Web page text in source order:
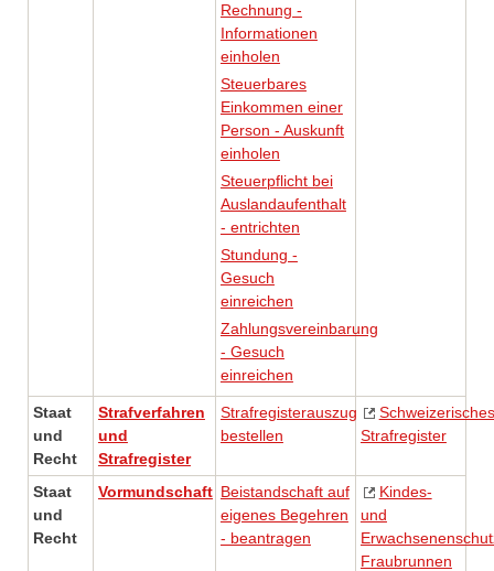
Rechnung -
Informationen
einholen
Steuerbares
Einkommen einer
Person - Auskunft
einholen
Steuerpflicht bei
Auslandaufenthalt
- entrichten
Stundung -
Gesuch
einreichen
Zahlungsvereinbarung
- Gesuch
einreichen
Staat
und
Recht
Strafverfahren
und
Strafregister
Strafregisterauszug
bestellen
Schweizerisches
Strafregister
Staat
und
Recht
Vormundschaft Beistandschaft auf
eigenes Begehren
- beantragen
Kindes-
und
Fraubrunnen